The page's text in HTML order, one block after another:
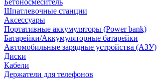
Бетоносмеситель
Шпатлевочные станции
Аксессуары
Портативные аккумуляторы (Power bank)
Батарейки/Аккумуляторные батарейки
Автомобильные зарядные устройства (АЗУ)
Диски
Кабели
Держатели для телефонов